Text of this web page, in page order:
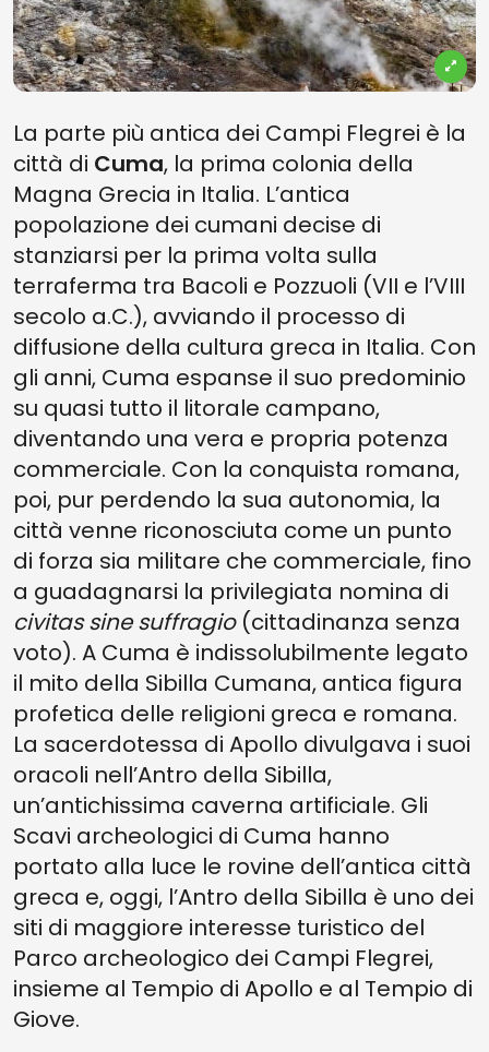
La parte più antica dei Campi Flegrei è la
città di Cuma, la prima colonia della
Magna Grecia in Italia. L’antica
popolazione dei cumani decise di
stanziarsi per la prima volta sulla
terraferma tra Bacoli e Pozzuoli (VII e l’VIII
secolo a.C.), avviando il processo di
diffusione della cultura greca in Italia. Con
gli anni, Cuma espanse il suo predominio
su quasi tutto il litorale campano,
diventando una vera e propria potenza
commerciale. Con la conquista romana,
poi, pur perdendo la sua autonomia, la
città venne riconosciuta come un punto
di forza sia militare che commerciale, fino
a guadagnarsi la privilegiata nomina di
civitas sine suffragio(cittadinanza senza
voto). A Cuma è indissolubilmente legato
il mito della Sibilla Cumana, antica figura
profetica delle religioni greca e romana.
La sacerdotessa di Apollo divulgava i suoi
oracoli nell’Antro della Sibilla,
un’antichissima caverna artificiale. Gli
Scavi archeologici di Cuma hanno
portato alla luce le rovine dell’antica città
greca e, oggi, l’Antro della Sibilla è uno dei
siti di maggiore interesse turistico del
Parco archeologico dei Campi Flegrei,
insieme al Tempio di Apollo e al Tempio di
Giove.